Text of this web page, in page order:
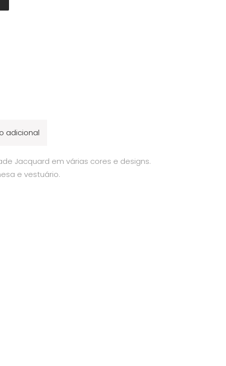
adicional
Jacquard em várias cores e designs.
e vestuário.